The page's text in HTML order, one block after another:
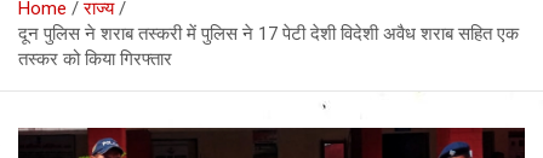
Hindi
Home
राज्य
दून पुलिस ने शराब तस्करी में पुलिस ने 17 पेटी देशी विदेशी अवैध शराब सहित एक
तस्कर को किया गिरफ्तार